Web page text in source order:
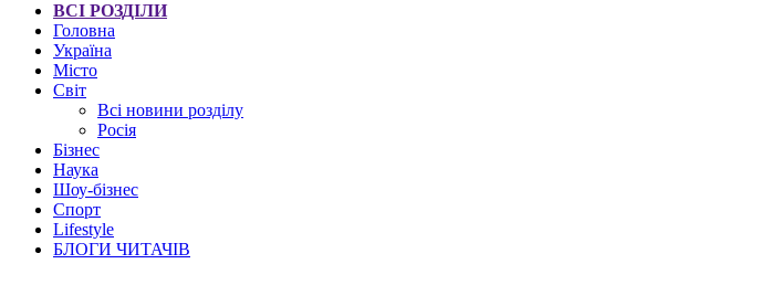
ВСІ РОЗДІЛИ
Головна
Україна
Місто
Світ
Всі новини розділу
Росія
Бізнес
Наука
Шоу-бізнес
Спорт
Lifestyle
БЛОГИ ЧИТАЧІВ